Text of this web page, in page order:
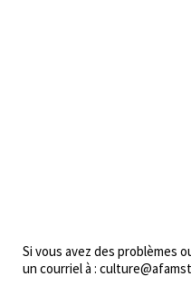
Si vous avez des problèmes
un courriel à :